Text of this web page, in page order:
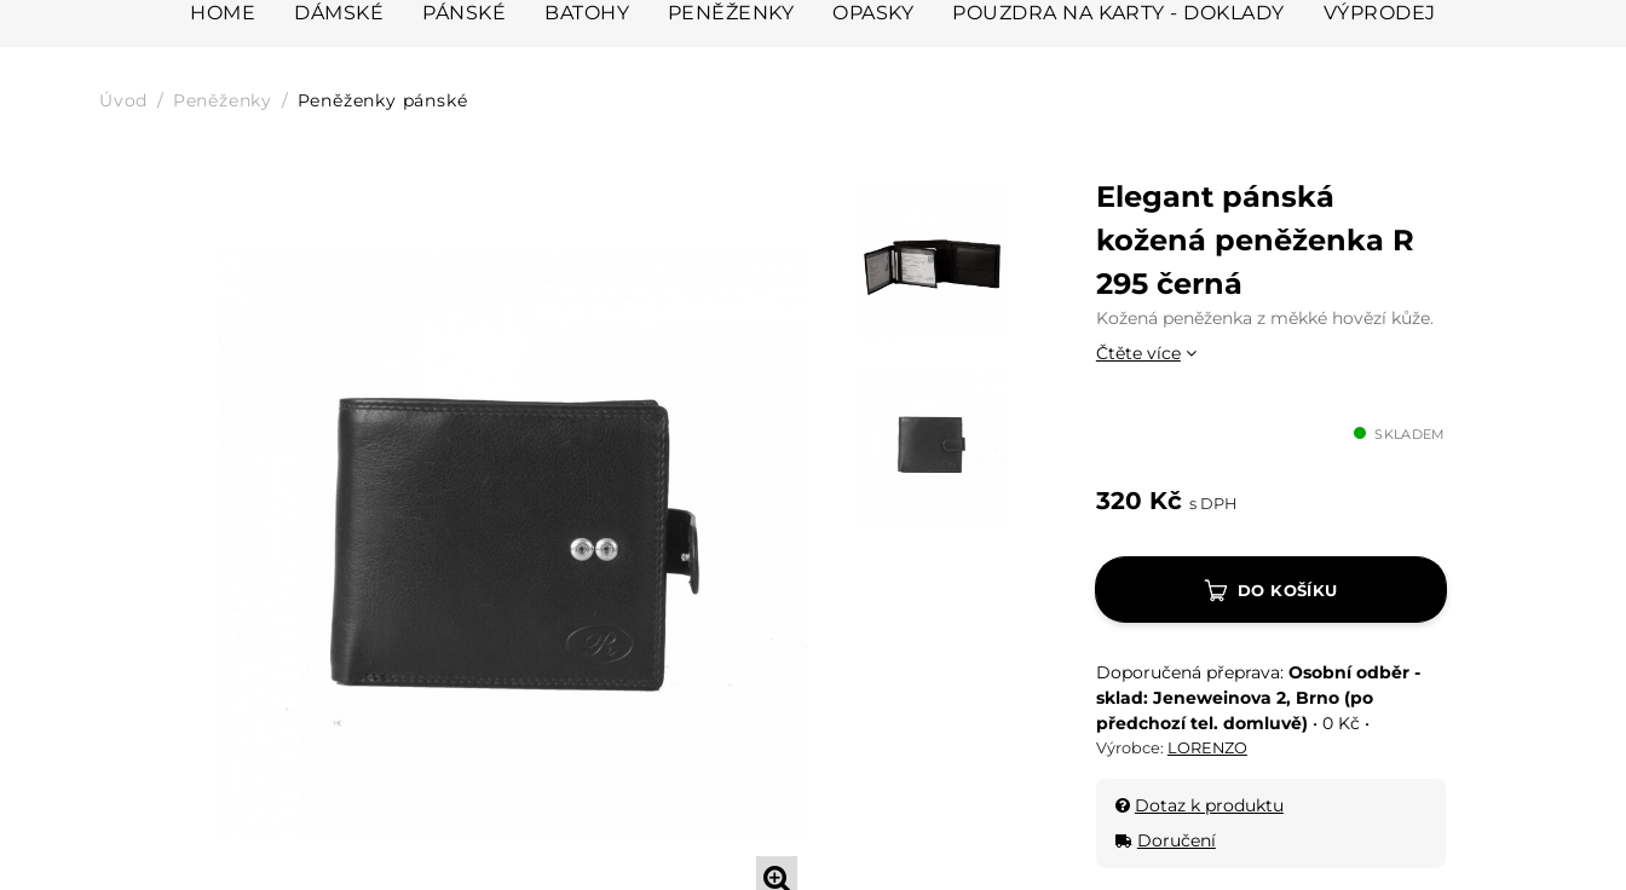
HOME DÁMSKÉ PÁNSKÉ BATOHY PENĚŽENKY OPASKY POUZDRA NA KARTY - DOKLADY VÝPRODEJ
Úvod Peněženky Peněženky pánské
Elegant pánská
kožená peněženka R
295 černá
Kožená peněženka z měkké hovězí kůže.
Čtěte více
SKLADEM
320 Kč s DPH
DO KOŠÍKU
Osobní odběr -
sklad: Jeneweinova 2, Brno (po
předchozí tel. domluvě) • 0 Kč •
Výrobce: LORENZO
Dotaz k produktu
Doručení